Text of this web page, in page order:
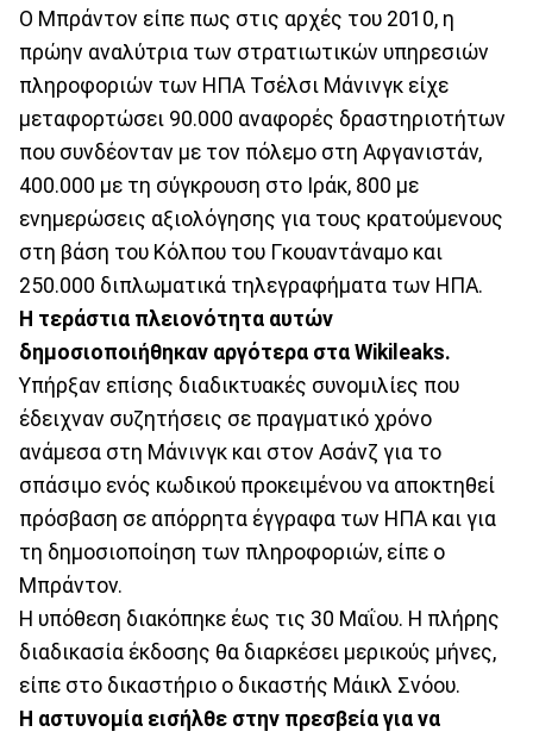
Ο Μπράντον είπε πως στις αρχές του 2010, η
πρώην αναλύτρια των στρατιωτικών υπηρεσιών
πληροφοριών των ΗΠΑ Τσέλσι Μάνινγκ είχε
μεταφορτώσει 90.000 αναφορές δραστηριοτήτων
που συνδέονταν με τον πόλεμο στη Αφγανιστάν,
400.000 με τη σύγκρουση στο Ιράκ, 800 με
ενημερώσεις αξιολόγησης για τους κρατούμενους
στη βάση του Κόλπου του Γκουαντάναμο και
250.000 διπλωματικά τηλεγραφήματα των ΗΠΑ.
Η τεράστια πλειονότητα αυτών
δημοσιοποιήθηκαν αργότερα στα Wikileaks.
Υπήρξαν επίσης διαδικτυακές συνομιλίες που
έδειχναν συζητήσεις σε πραγματικό χρόνο
ανάμεσα στη Μάνινγκ και στον Ασάνζ για το
σπάσιμο ενός κωδικού προκειμένου να αποκτηθεί
πρόσβαση σε απόρρητα έγγραφα των ΗΠΑ και για
τη δημοσιοποίηση των πληροφοριών, είπε ο
Μπράντον.
Η υπόθεση διακόπηκε έως τις 30 Μαΐου. Η πλήρης
διαδικασία έκδοσης θα διαρκέσει μερικούς μήνες,
είπε στο δικαστήριο ο δικαστής Μάικλ Σνόου.
Η αστυνομία εισήλθε στην πρεσβεία για να